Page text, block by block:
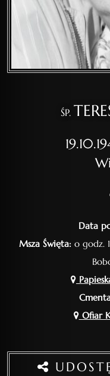
ŚP.
Data
Msza Święta: o godz.
Ofiar